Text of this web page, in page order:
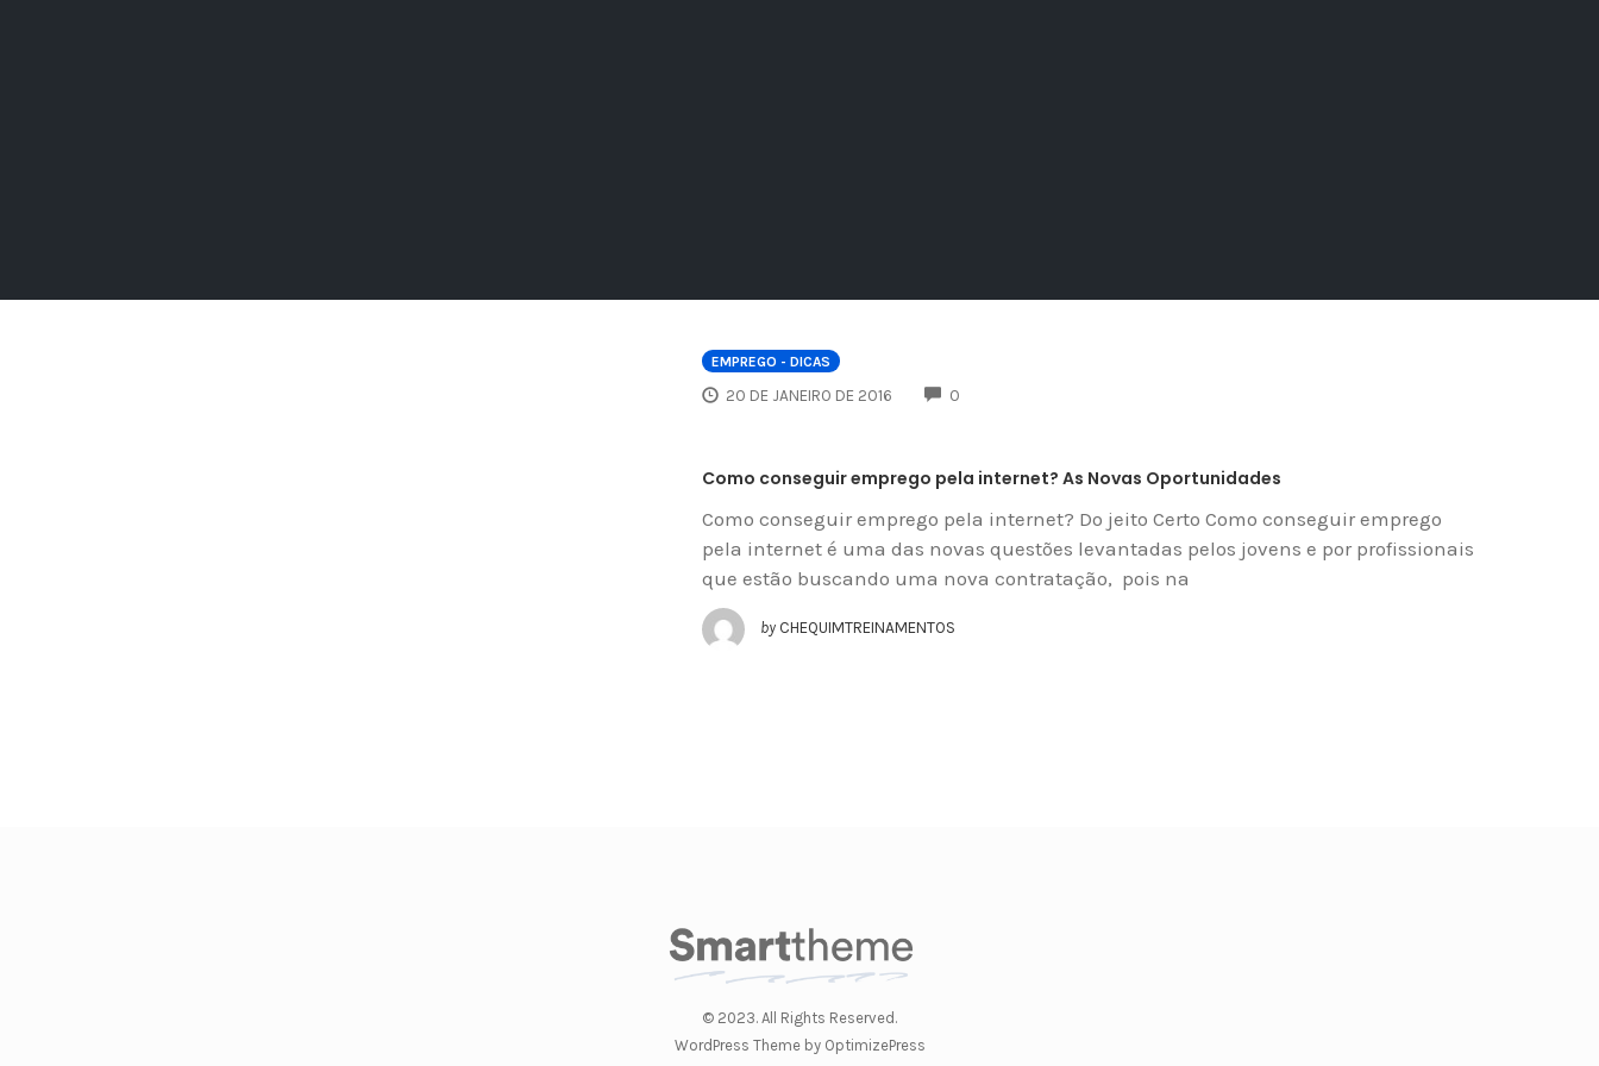
EMPREGO - DICAS
20 DE JANEIRO DE 2016 0
Como conseguir emprego pela internet? As Novas Oportunidades
Como conseguir emprego pela internet? Do jeito Certo Como conseguir emprego
pela internet é uma das novas questões levantadas pelos jovens e por profissionais
que estão buscando uma nova contratação, pois na
by CHEQUIMTREINAMENTOS
© 2023. All Rights Reserved.
WordPress Theme by OptimizePress